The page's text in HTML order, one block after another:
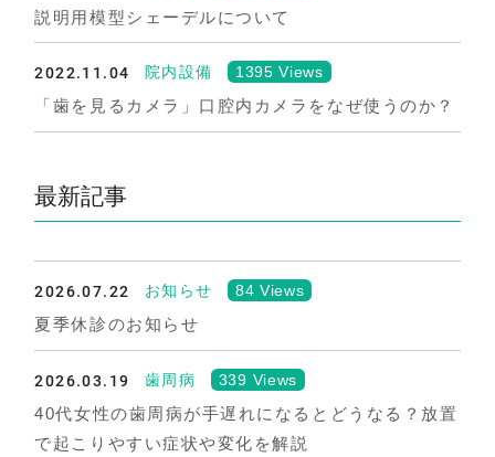
説明用模型シェーデルについて
2022.11.04 院内設備 1395 Views
「歯を見るカメラ」口腔内カメラをなぜ使うのか？
最新記事
2026.07.22 お知らせ 84 Views
夏季休診のお知らせ
2026.03.19 歯周病 339 Views
40代女性の歯周病が手遅れになるとどうなる？放置
で起こりやすい症状や変化を解説